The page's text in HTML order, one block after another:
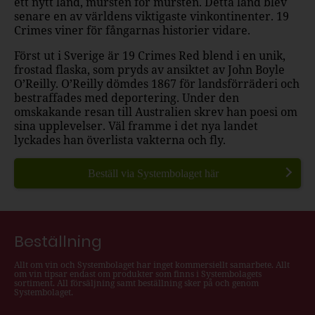
senare en av världens viktigaste vinkontinenter. 19
Crimes viner för fångarnas historier vidare.
Först ut i Sverige är 19 Crimes Red blend i en unik,
frostad flaska, som pryds av ansiktet av John Boyle
O’Reilly. O’Reilly dömdes 1867 för landsförräderi och
bestraffades med deportering. Under den
omskakande resan till Australien skrev han poesi om
sina upplevelser. Väl framme i det nya landet
lyckades han överlista vakterna och fly.
Beställ via Systembolaget här
Beställning
Allt om vin och Systembolaget har inget kommersiellt samarbete. Allt
om vin tipsar endast om produkter som finns i Systembolagets
sortiment. All försäljning samt beställning sker på och genom
Systembolaget.